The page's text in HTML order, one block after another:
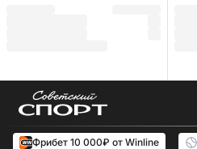
Фрибет 10 000₽ от Winline